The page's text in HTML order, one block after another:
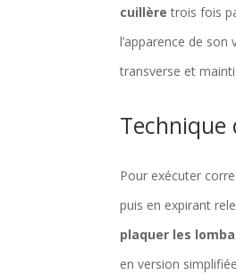
cuillère trois fois
l’apparence de
transverse et
Pour exécuter
puis en expirant
plaquer les
en version